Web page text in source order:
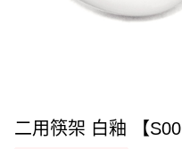
二用筷架 白釉 【